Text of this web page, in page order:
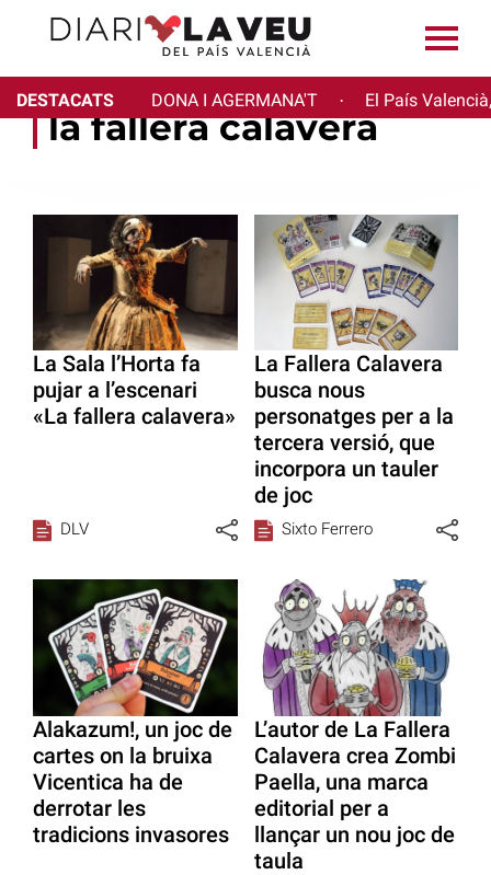
DESTACATS DONA I AGERMANA'T · El País
la fallera calavera
La Sala l’Horta fa
pujar a l’escenari
«La fallera calavera»
DLV
La Fallera Calavera
busca nous
personatges per a la
tercera versió, que
incorpora un tauler
de joc
Sixto Ferrero
Alakazum!, un joc de
cartes on la bruixa
Vicentica ha de
derrotar les
tradicions invasores
L’autor de La Fallera
Calavera crea Zombi
Paella, una marca
editorial per a
llançar un nou joc de
taula